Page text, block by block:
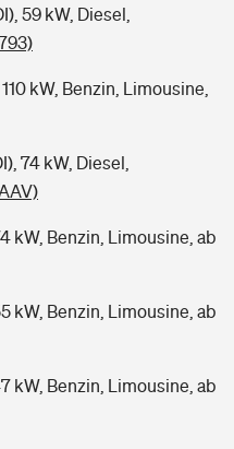
59 kW, Diesel,
kW, Benzin, Limousine,
74 kW, Diesel,
kW, Benzin, Limousine, ab
kW, Benzin, Limousine, ab
kW, Benzin, Limousine, ab